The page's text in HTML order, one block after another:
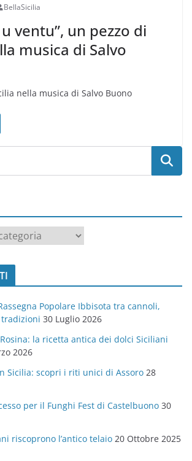
BellaSicilia
ventu”, un pezzo di
musica di Salvo
nella musica di Salvo Buono
Popolare Ibbisota tra cannoli,
30 Luglio 2026
la ricetta antica dei dolci Siciliani
2026
Sicilia: scopri i riti unici di Assoro 28
per il Funghi Fest di Castelbuono 30
riscoprono l’antico telaio 20 Ottobre 2025